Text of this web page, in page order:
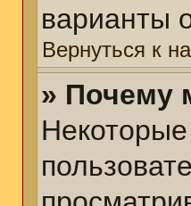
варианты
Вернуться к
» Почему